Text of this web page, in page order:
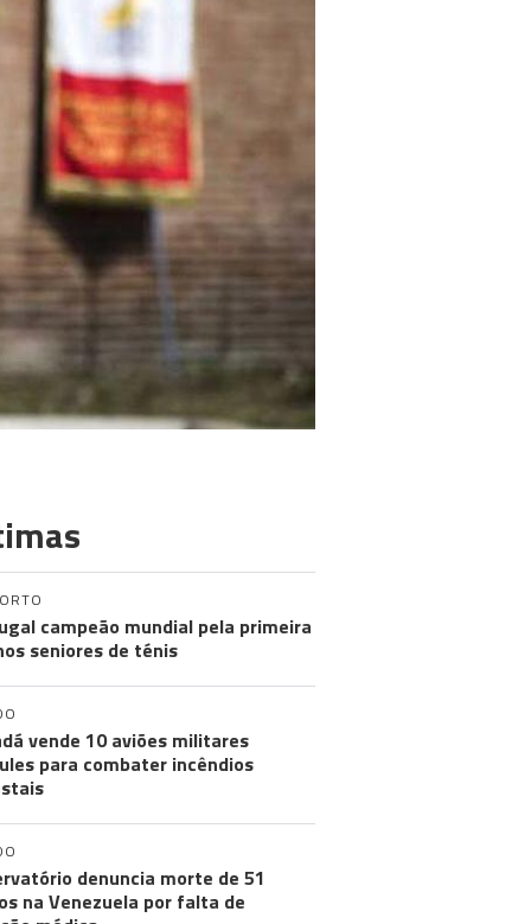
campeão mundial pela primeira
seniores de ténis
vende 10 aviões militares
para combater incêndios
denuncia morte de 51
na Venezuela por falta de